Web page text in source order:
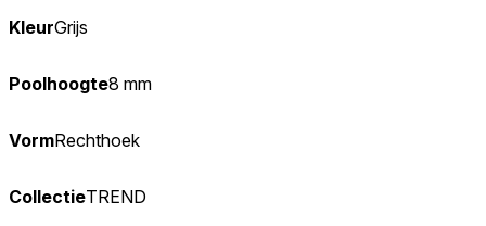
KleurGrijs
Poolhoogte8 mm
VormRechthoek
CollectieTREND